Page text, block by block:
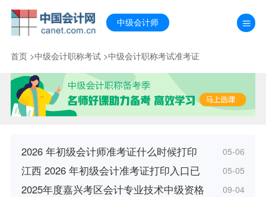
中级会计师
首页>中级会计职称考试>中级会计职称考试准考证
2026 年初级会计师准考证什么时候打印 05-06
江西 2026 年初级会计准考证打印入口已 05-05
2025年度嘉兴考区会计专业技术中级资格 09-04